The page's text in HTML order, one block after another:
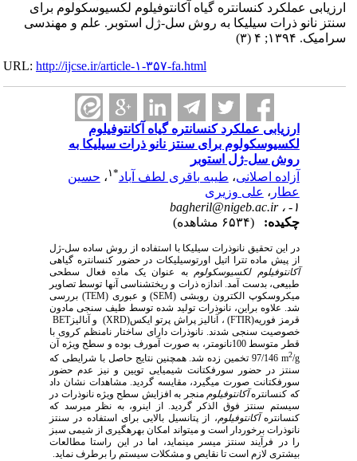
ارزیابی عملکرد کنسانتره گیاه آکانتوفیلوم لکسیوسکولوم برای
سنتز نانو ذرات سیلیکا به روش سل-ژل استوبر. علم و مهندسی
سرامیک. ۱۳۹۴; ۴ (۳)
URL:http://ijcse.ir/article-۱-۳۵۷-fa.html
ارزیابی عملکرد کنسانتره گیاه آکانتوفیلوم
لکسیوسکولوم برای سنتز نانو ذرات سیلیکا به
روش سل-ژل استوبر
آزاده اصلانی،طیبه باقری لطف آباد*۱،حسین
عطار، علی وزیری
bagheril@nigeb.ac.ir
چکیده:
در این تحقیق نانوذرات سیلیکا با استفاده از روش ساده سل-ژل
از پیش ماده تترا اتیل اورتوسیلیکات در حضور کنسانتره گیاهی
آکانتوفیلوم لکسیوسکولومبه عنوان یک ماده فعال سطحی
طبیعی، بدست آمد. اندازه ذرات و ریخت­شناسی آن­ها توسط تصاویر
میکروسکوپ الکترون روبشی(SEM)و عبوری (TEM) بررسی
شد. علاوه براین، نانوذرات تولید شده توسط طیف سنجی مادون
قرمز فوریه (FTIR)، آنالیز پراش پرتو ایکس(XRD)و آنالیزBET
خصوصیت سنجی شدند. نانوذرات دارای ساختار نامنظم کروی با
قطر متوسط 100نانومتر، به صورت آمورف بوده و سطح ویژه‌ آن
m2
97/146 تخمین زده شد. همچنین نتایج حاصل با شرایطی که
سنتز در حضور سورفکتانت شیمیایی تویین و نیز عدم حضور
سورفکتانت صورت می­گیرد، مقایسه گردید. مشاهدات نشان داد
که کنسانتره آکانتوفیلوممنجر به افزایش سطح ویژه نانوذرات در
سیستم سنتز فوق الذکر گردید. از اینرو، به نظر می­رسد که
کنسانترهآکانتوفیلوم، از پتانسیل بالایی برای استفاده در سنتز
نانوذرات برخوردار است و می­تواند امکان بهره­گیری از شیمی سبز
را در فرآیند سنتز میسر می­نماید، اما در این راستا مطالعات
بیشتری لازم است تا نقایص و مشکلات سیستم را برطرف نماید.